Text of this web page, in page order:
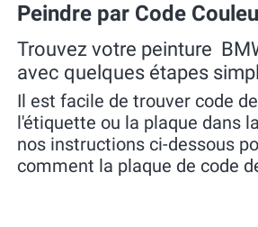
Peindre par Code
Trouvez votre peinture
avec quelques étapes
Il est facile de trouver code
l'étiquette ou la plaque dans
nos instructions ci-dessous
comment la plaque de code